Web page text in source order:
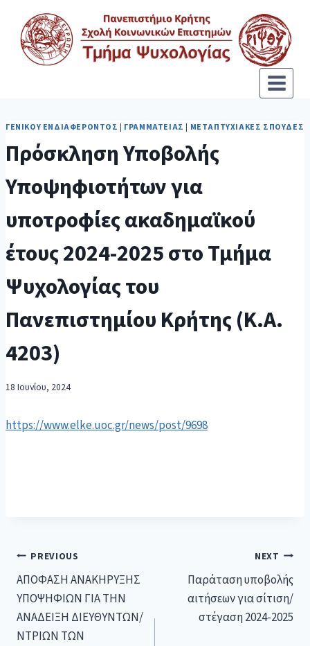
ΓΕΝΙΚΟΎ ΕΝΔΙΑΦΈΡΟΝΤΟΣ | ΓΡΑΜΜΑΤΕΊΑΣ | ΜΕΤΑΠΤΥΧΙΑΚΈΣ ΣΠΟΥΔΈΣ
Πρόσκληση Υποβολής
Υποψηφιοτήτων για
υποτροφίες ακαδημαϊκού
έτους 2024-2025 στο Τμήμα
Ψυχολογίας του
Πανεπιστημίου Κρήτης (Κ.Α.
4203)
18 Ιουνίου, 2024
https://www.elke.uoc.gr/news/post/9698
PREVIOUS
ΑΠΟΦΑΣΗ ΑΝΑΚΗΡΥΞΗΣ
ΥΠΟΨΗΦΙΩΝ ΓΙΑ ΤΗΝ
ΑΝΑΔΕΙΞΗ ΔΙΕΥΘΥΝΤΩΝ/
ΝΤΡΙΩΝ ΤΩΝ
NEXT
Παράταση υποβολής
αιτήσεων για σίτιση/
στέγαση 2024-2025